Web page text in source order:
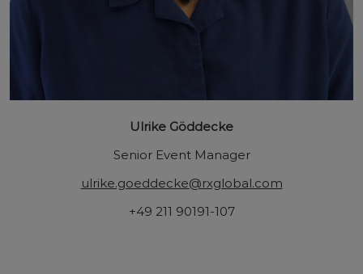
Ulrike Göddecke
Senior Event Manager
ulrike.goeddecke@rxglobal.com
+49 211 90191-107